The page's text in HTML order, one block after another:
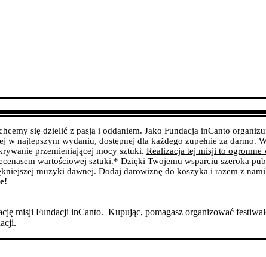
się dzielić z pasją i oddaniem. Jako Fundacja inCanto
najlepszym wydaniu, dostępnej dla każdego zupełnie za
przemieniającej mocy sztuki. Realizacja tej misji to
wartościowej sztuki.* Dzięki Twojemu wsparciu szeroka
muzyki dawnej. Dodaj darowiznę do koszyka i razem z
misji Fundacji inCanto. Kupując, pomagasz organizować